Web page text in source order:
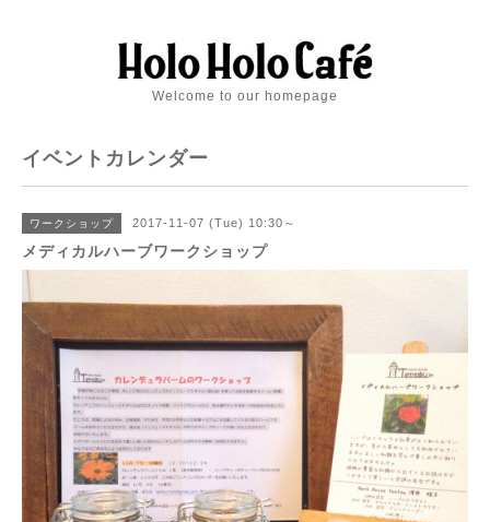
Welcome to our homepage
イベントカレンダー
ワークショップ 2017-11-07 (Tue) 10:30～
メディカルハーブワークショップ